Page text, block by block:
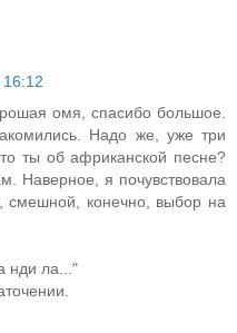
16:12
омя, спасибо большое.
Надо же, уже три
ты об африканской песне?
Наверное, я почувствовала
смешной, конечно, выбор на
нди ла..."